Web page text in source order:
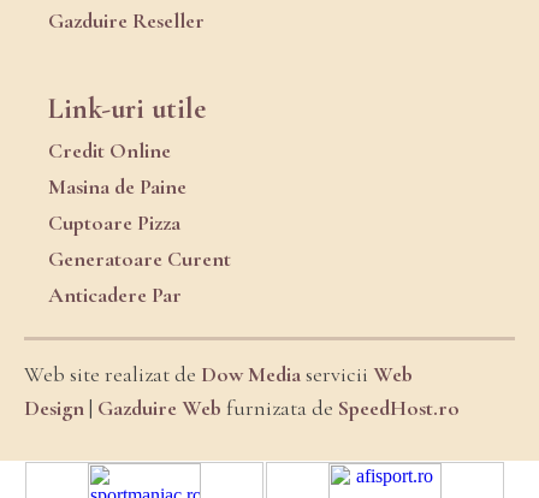
Gazduire Reseller
Link-uri utile
Credit Online
Masina de Paine
Cuptoare Pizza
Generatoare Curent
Anticadere Par
Web site realizat de Dow Mediaservicii Web
Design| Gazduire Web furnizata de SpeedHost.ro